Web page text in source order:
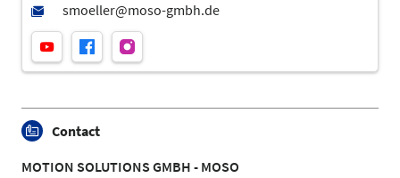
Contact
MOTION SOLUTIONS GMBH - MOSO